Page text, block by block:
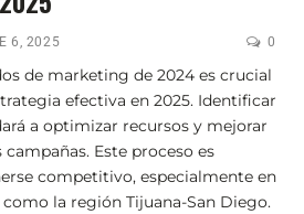
6, 2025 0
de marketing de 2024 es crucial
efectiva en 2025. Identificar
a optimizar recursos y mejorar
Este proceso es
competitivo, especialmente en
la región Tijuana-San Diego.